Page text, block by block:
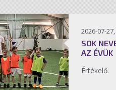
2026-07-
SOK
AZ ÉVÜK
Értékelő.